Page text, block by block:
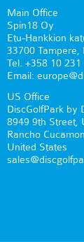
Main Office
Spin18 Oy
Etu-Hankkion
33700 Tampere,
Tel. +358 10
Email:
US Office
DiscGolfPark by
8949 9th Street,
Rancho
United States